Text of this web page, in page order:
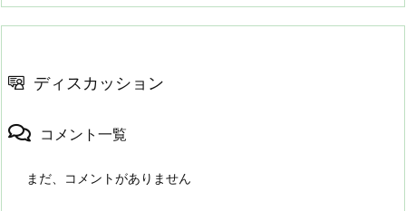
ディスカッション
コメント一覧
まだ、コメントがありません